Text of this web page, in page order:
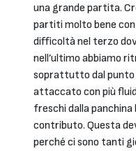
una grande partita.
partiti molto bene
difficoltà nel terzo
nell’ultimo abbiamo
soprattutto dal punto
attaccato con più
freschi dalla
contributo. Questa
perché ci sono tanti